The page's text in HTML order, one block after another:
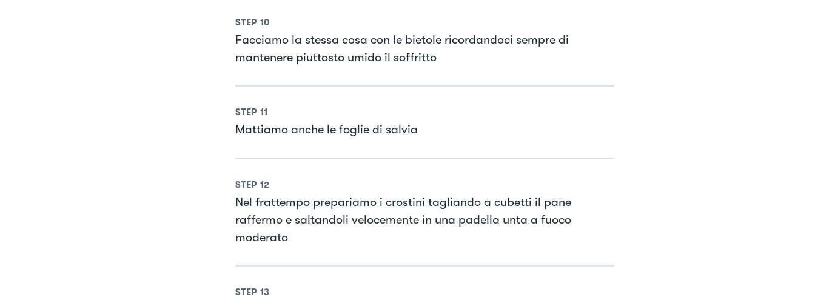
STEP 10
Facciamo la stessa cosa con le bietole ricordandoci sempre di
mantenere piuttosto umido il soffritto
STEP 11
Mattiamo anche le foglie di salvia
STEP 12
Nel frattempo prepariamo i crostini tagliando a cubetti il pane
raffermo e saltandoli velocemente in una padella unta a fuoco
moderato
STEP 13